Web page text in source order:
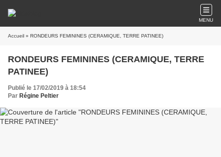
MENU
Accueil » RONDEURS FEMININES (CERAMIQUE, TERRE PATINEE)
RONDEURS FEMININES (CERAMIQUE, TERRE
PATINEE)
Publié le 17/02/2019 à 18:54
Par Régine Peltier